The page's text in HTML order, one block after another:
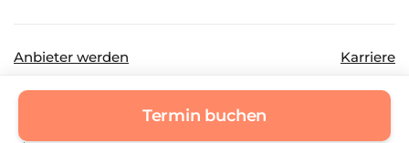
Anbieter werden Karriere
©
Termin buchen